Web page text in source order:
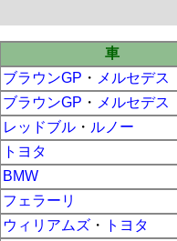
車
ブラウンGP ・ メルセデス
ブラウンGP ・ メルセデス
レッドブル ・ ルノー
トヨタ
BMW
フェラーリ
ウィリアムズ ・ トヨタ